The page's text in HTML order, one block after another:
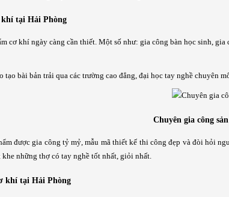
khí tại Hải Phòng
cơ khí ngày càng cần thiết. Một số như: gia công bàn học sinh,
bài bản trải qua các trường cao đẳng, đại học tay nghề chuyên
Chuyên gia công
được gia công tỷ mỷ, mẫu mã thiết kế thi công đẹp và đòi hỏi
những thợ có tay nghề tốt nhất, giỏi nhất.
khí tại Hải Phòng